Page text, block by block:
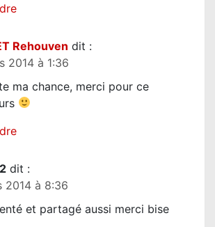
Rehouven dit :
2014 à 1:36
ma chance, merci pour ce
dit :
2014 à 8:36
et partagé aussi merci bise